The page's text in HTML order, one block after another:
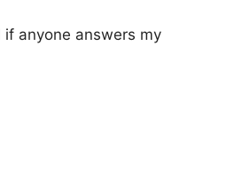
anyone answers my